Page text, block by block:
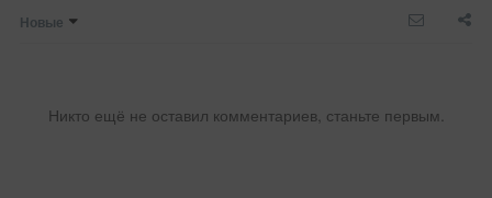
Новые
Никто ещё не оставил комментариев, станьте первым.